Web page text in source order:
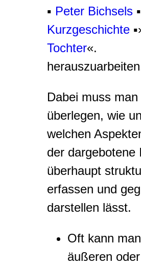
▪ Peter Bichsels ▪
Kurzgeschichte
Tochter«.
Dabei muss
überlegen, wie
welchen
der dargebotene
überhaupt
erfassen und
darstellen lässt.
Oft kann
äußeren